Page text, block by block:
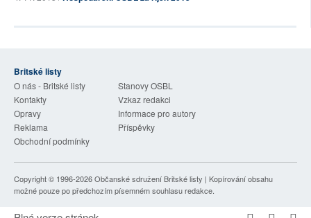
Britské listy
O nás - Britské listy
Stanovy OSBL
Kontakty
Vzkaz redakci
Opravy
Informace pro autory
Reklama
Příspěvky
Obchodní podmínky
Copyright © 1996-2026Občanské sdružení Britské listy | Kopírování obsahu
možné pouze po předchozím písemném souhlasu redakce.